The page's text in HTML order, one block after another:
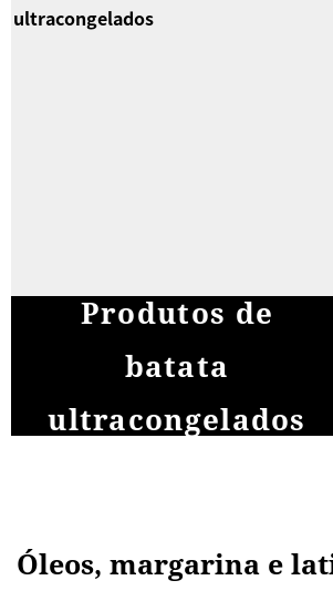
Produtos de
batata
ultracongelados
Óleos, margarina e